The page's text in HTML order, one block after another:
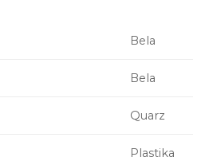
Bela
Bela
Quarz
Plastika